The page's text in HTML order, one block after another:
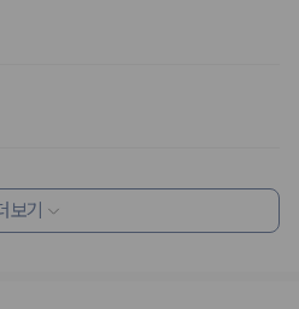
주 묻는 질문
보기